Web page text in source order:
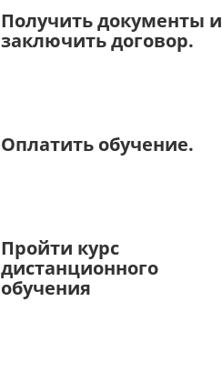
Получить документы и
заключить договор.
Оплатить обучение.
Пройти курс
дистанционного
обучения